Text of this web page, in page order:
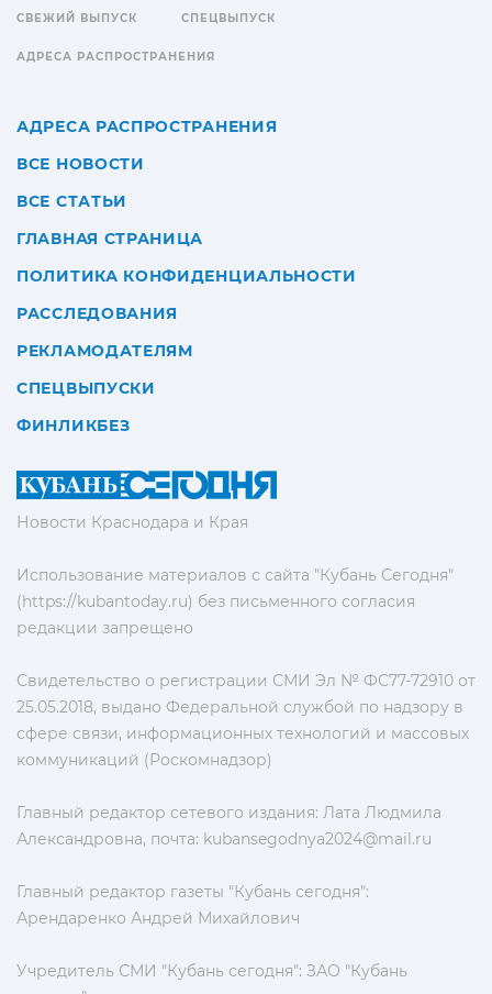
Новости Краснодара и Края
Использование материалов с сайта "Кубань Сегодня"
(https://kubantoday.ru) без письменного согласия
редакции запрещено
Свидетельство о регистрации СМИ Эл № ФС77-72910 от
25.05.2018, выдано Федеральной службой по надзору в
сфере связи, информационных технологий и массовых
коммуникаций (Роскомнадзор)
Главный редактор сетевого издания: Лата Людмила
Александровна, почта: kubansegodnya2024@mail.ru
Главный редактор газеты "Кубань сегодня":
Арендаренко Андрей Михайлович
Учредитель СМИ "Кубань сегодня": ЗАО "Кубань
СВЕЖИЙ ВЫПУСК СПЕЦВЫПУСК
АДРЕСА РАСПРОСТРАНЕНИЯ
АДРЕСА РАСПРОСТРАНЕНИЯ
ВСЕ НОВОСТИ
ВСЕ СТАТЬИ
ГЛАВНАЯ СТРАНИЦА
ПОЛИТИКА КОНФИДЕНЦИАЛЬНОСТИ
РАССЛЕДОВАНИЯ
РЕКЛАМОДАТЕЛЯМ
СПЕЦВЫПУСКИ
ФИНЛИКБЕЗ